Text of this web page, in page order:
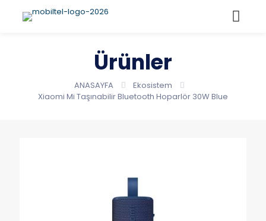
Ürünler
ANASAYFA
Ekosistem
Xiaomi Mi Taşınabilir Bluetooth Hoparlör 30W Blue